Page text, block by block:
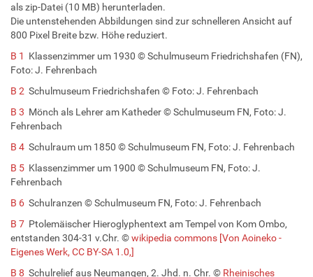
als zip-Datei (10 MB) herunterladen.
Die untenstehenden Abbildungen sind zur schnelleren Ansicht auf
800 Pixel Breite bzw. Höhe reduziert.
B 1
Klassenzimmer um 1930 © Schulmuseum Friedrichshafen (FN),
Foto: J. Fehrenbach
B 2 Schulmuseum Friedrichshafen © Foto: J. Fehrenbach
B 3 Mönch als Lehrer am Katheder © Schulmuseum FN, Foto: J.
Fehrenbach
B 4 Schulraum um 1850 © Schulmuseum FN, Foto: J. Fehrenbach
B 5 Klassenzimmer um 1900 © Schulmuseum FN, Foto: J.
Fehrenbach
B 6 Schulranzen © Schulmuseum FN, Foto: J. Fehrenbach
B 7 Ptolemäischer Hieroglyphentext am Tempel von Kom Ombo,
entstanden 304-31 v.Chr. ©wikipedia commons [Von Aoineko -
Eigenes Werk, CC BY-SA 1.0,]
B 8 Schulrelief aus Neumangen, 2. Jhd. n. Chr. © Rheinisches